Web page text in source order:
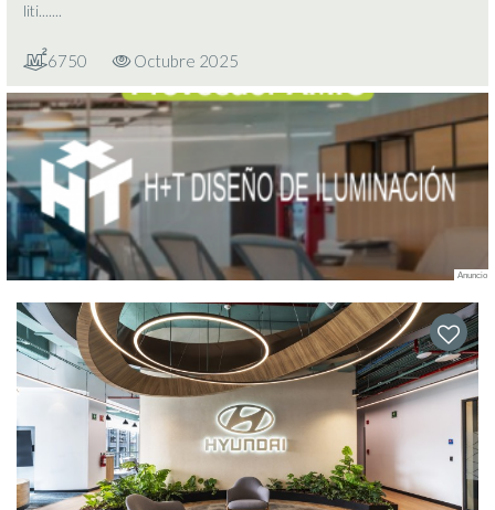
liti.......
6750 Octubre 2025